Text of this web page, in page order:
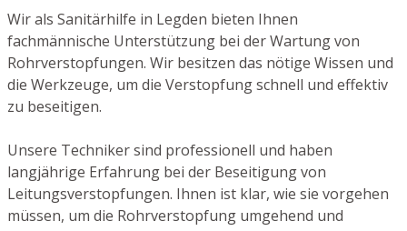
Wir als Sanitärhilfe in Legden bieten Ihnen
fachmännische Unterstützung bei der Wartung von
Rohrverstopfungen. Wir besitzen das nötige Wissen und
die Werkzeuge, um die Verstopfung schnell und effektiv
zu beseitigen.
Unsere Techniker sind professionell und haben
langjährige Erfahrung bei der Beseitigung von
Leitungsverstopfungen. Ihnen ist klar, wie sie vorgehen
müssen, um die Rohrverstopfung umgehend und